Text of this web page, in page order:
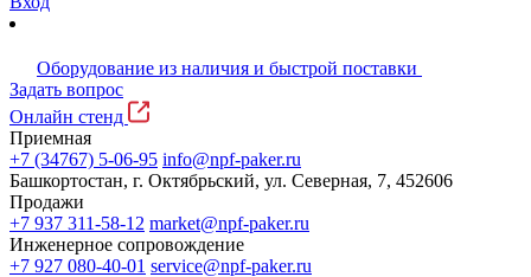
Оборудование из наличия и быстрой поставки
Задать вопрос
Онлайн стенд
Приемная
+7 (34767) 5-06-95 info@npf-paker.ru
Башкортостан, г. Октябрьский, ул. Северная, 7, 452606
Продажи
+7 937 311-58-12 market@npf-paker.ru
Инженерное сопровождение
+7 927 080-40-01 service@npf-paker.ru